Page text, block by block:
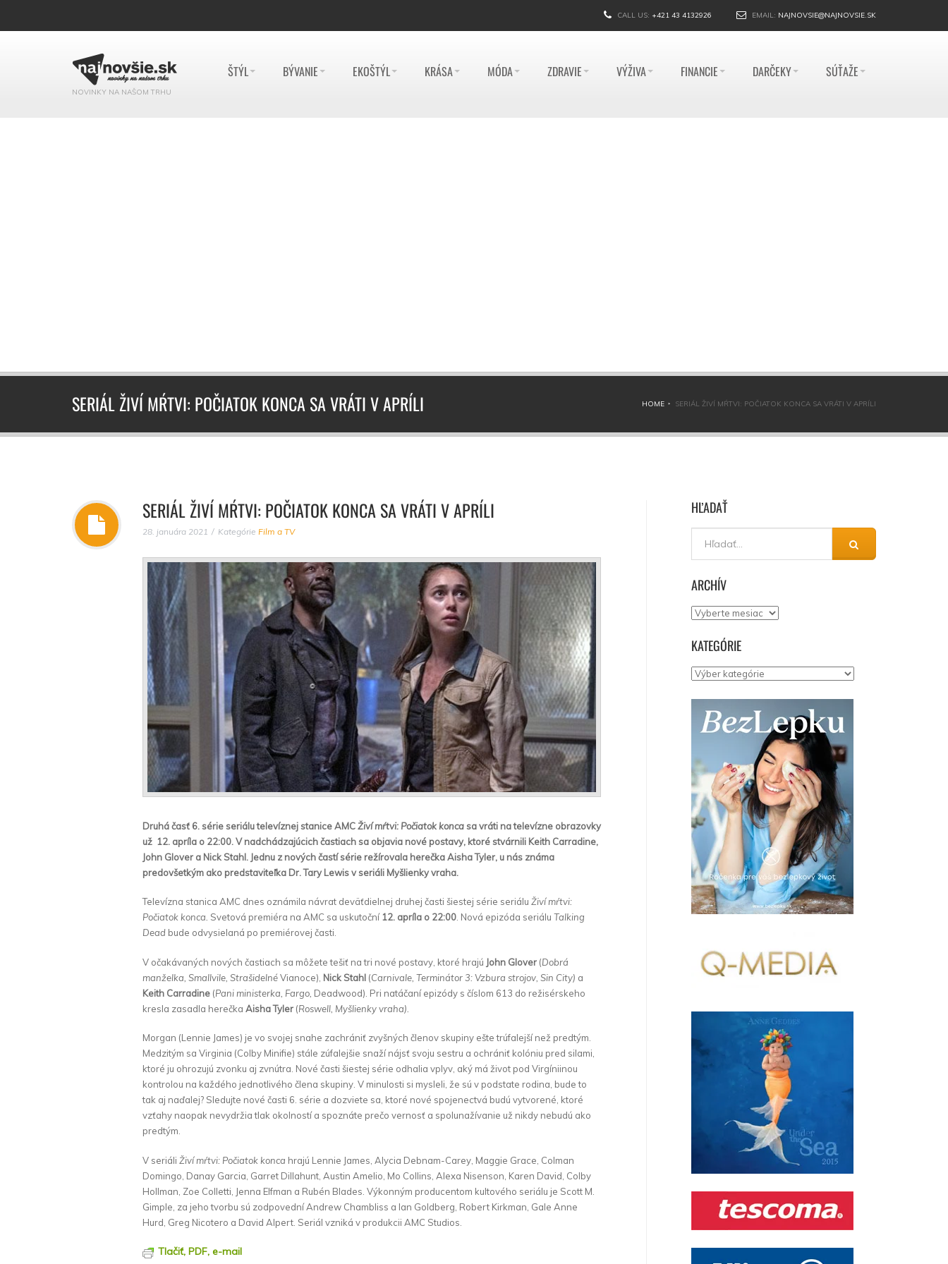
CALL US: +421 43 4132926 EMAIL: NAJNOVSIE@NAJNOVSIE.SK
NOVINKY NA NAŠOM TRHU
ŠTÝL BÝVANIE EKOŠTÝL KRÁSA MÓDA ZDRAVIE VÝŽIVA FINANCIE DARČEKY SÚŤAŽE
SERIÁL ŽIVÍ MŔTVI: POČIATOK KONCA SA VRÁTI V APRÍLI HOME SERIÁL ŽIVÍ MŔTVI: POČIATOK KONCA SA VRÁTI V APRÍLI
SERIÁL ŽIVÍ MŔTVI: POČIATOK KONCA SA VRÁTI V APRÍLI
28. januára 2021 Kategórie Film a TV
Druhá časť 6. série seriálu televíznej stanice AMCŽiví mŕtvi: Počiatok koncasa vráti na televízne obrazovky
už 12. apríla o 22:00. V nadchádzajúcich častiach sa objavia nové postavy, ktoré stvárnili Keith Carradine,
John Glover a Nick Stahl. Jednu z nových častí série režírovala herečka Aisha Tyler, u nás známa
predovšetkým ako predstaviteľka Dr. Tary Lewis v seriáli Myšlienky vraha.
Televízna stanica AMC dnes oznámila návrat deväťdielnej druhej časti šiestej série seriálu Živí mŕtvi:
Počiatok konca. Svetová premiéra na AMC sa uskutoční12. apríla o 22:00. Nová epizóda seriálu Talking
Dead bude odvysielaná po premiérovej časti.
V očakávaných nových častiach sa môžete tešiť na tri nové postavy, ktoré hrajú John Glover (Dobrá
manželka, Smallvile, StrašidelnéVianoce), Nick Stahl (Carnivale, Terminátor 3: Vzbura strojov, Sin City) a
Keith Carradine (Pani ministerka, Fargo, Deadwood). Pri natáčaní epizódy s číslom 613 do režisérskeho
kresla zasadla herečka Aisha Tyler (Roswell, Myšlienky vraha).
Morgan (Lennie James) je vo svojej snahe zachrániť zvyšných členov skupiny ešte trúfalejší než predtým.
Medzitým sa Virginia (Colby Minifie) stále zúfalejšie snaží nájsť svoju sestru a ochrániť kolóniu pred silami,
ktoré ju ohrozujú zvonku aj zvnútra. Nové časti šiestej série odhalia vplyv, aký má život pod Virgíniinou
kontrolou na každého jednotlivého člena skupiny. V minulosti si mysleli, že sú v podstate rodina, bude to
tak aj naďalej? Sledujte nové časti 6. série a dozviete sa, ktoré nové spojenectvá budú vytvorené, ktoré
vzťahy naopak nevydržia tlak okolností a spoznáte prečo vernosť a spolunažívanie už nikdy nebudú ako
predtým.
V seriáli Živí mŕtvi: Počiatok konca hrajú Lennie James, Alycia Debnam-Carey, Maggie Grace, Colman
Domingo, Danay Garcia, Garret Dillahunt, Austin Amelio, Mo Collins, Alexa Nisenson, Karen David, Colby
Hollman, Zoe Colletti, Jenna Elfman a Rubén Blades. Výkonným producentom kultového seriálu je Scott M.
Gimple, za jeho tvorbu sú zodpovední Andrew Chambliss a Ian Goldberg, Robert Kirkman, Gale Anne
Hurd, Greg Nicotero a David Alpert. Seriál vzniká v produkcii AMC Studios.
Tlačiť, PDF, e-mail
HĽADAŤ
ARCHÍV
Archív
KATEGÓRIE
Kategórie